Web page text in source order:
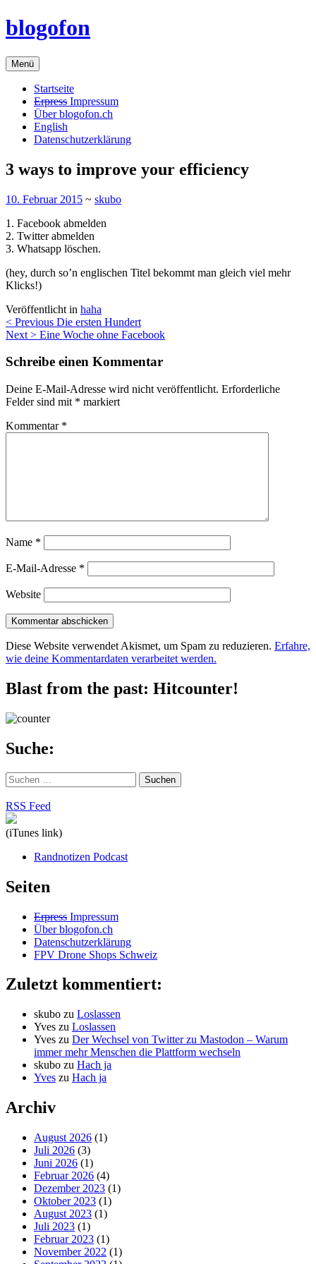
Zum
Inhalt
blogofon
Menü
Startseite
Erpress Impressum
Über blogofon.ch
English
Datenschutzerklärung
3 ways to improve your efficiency
10. Februar 2015 ~ skubo
1. Facebook abmelden
2. Twitter abmelden
3. Whatsapp löschen.
(hey, durch so’n englischen Titel bekommt man gleich viel mehr
Klicks!)
Veröffentlicht in haha
Beitragsnavigation
< Previous Die ersten Hundert
Next > Eine Woche ohne Facebook
Schreibe einen Kommentar
Deine E-Mail-Adresse wird nicht veröffentlicht. Erforderliche
Felder sind mit * markiert
Kommentar *
Name *
E-Mail-Adresse *
Website
Diese Website verwendet Akismet, um Spam zu reduzieren. Erfahre,
wie deine Kommentardaten verarbeitet werden.
Blast from the past: Hitcounter!
Suche:
Suchen
nach:
RSS Feed
(iTunes link)
Randnotizen Podcast
Seiten
Erpress Impressum
Über blogofon.ch
Datenschutzerklärung
FPV Drone Shops Schweiz
Zuletzt kommentiert:
skubo zu Loslassen
Yves zu Loslassen
Yves zu Der Wechsel von Twitter zu Mastodon – Warum
immer mehr Menschen die Plattform wechseln
skubo zu Hach ja
Yves zu Hach ja
Archiv
August 2026 (1)
Juli 2026 (3)
Juni 2026 (1)
Februar 2026 (4)
Dezember 2023 (1)
Oktober 2023 (1)
August 2023 (1)
Juli 2023 (1)
Februar 2023 (1)
November 2022 (1)